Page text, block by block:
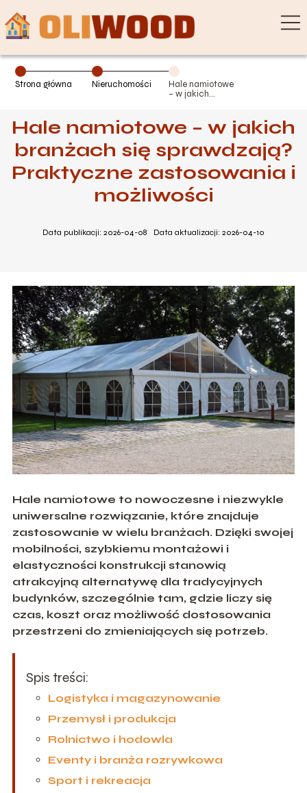
Strona główna Nieruchomości
Hale namiotowe
– w jakich
Praktyczne
zastosowania i
Hale namiotowe – w jakich
branżach się sprawdzają?
Praktyczne zastosowania i
możliwości
Data publikacji: 2026-04-08 Data aktualizacji: 2026-04-10
Hale namiotowe to nowoczesne i niezwykle
uniwersalne rozwiązanie, które znajduje
zastosowanie w wielu branżach. Dzięki swojej
mobilności, szybkiemu montażowi i
elastyczności konstrukcji stanowią
atrakcyjną alternatywę dla tradycyjnych
budynków, szczególnie tam, gdzie liczy się
czas, koszt oraz możliwość dostosowania
przestrzeni do zmieniających się potrzeb.
Spis treści:
Logistyka i magazynowanie
Przemysł i produkcja
Rolnictwo i hodowla
Eventy i branża rozrywkowa
Sport i rekreacja